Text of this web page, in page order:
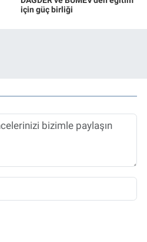
için güç birliği